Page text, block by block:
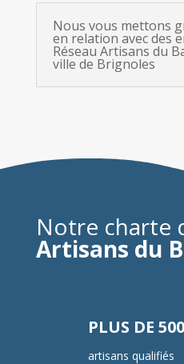
Nous vous mettons
en relation avec des
Réseau Artisans du
ville de Brignoles
Notre charte
Artisans du
PLUS DE
artisans qualifiés